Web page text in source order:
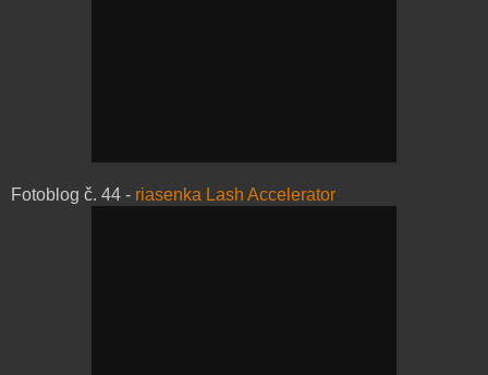
Fotoblog č. 44 - riasenka Lash Accelerator